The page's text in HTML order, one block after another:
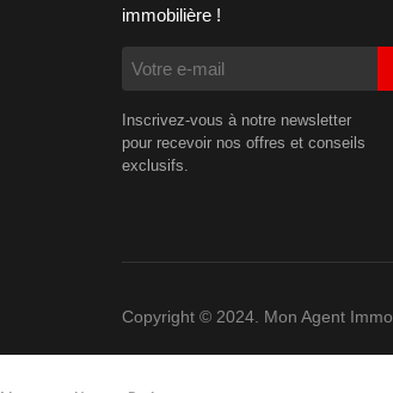
immobilière !
Inscrivez-vous à notre newsletter
pour recevoir nos offres et conseils
exclusifs.
Copyright © 2024. Mon Agent Immo